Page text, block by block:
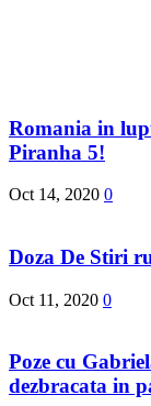
Romania in
Piranha 5!
Oct 14, 2020 0
Doza De Stiri
Oct 11, 2020 0
Poze cu
dezbracata in